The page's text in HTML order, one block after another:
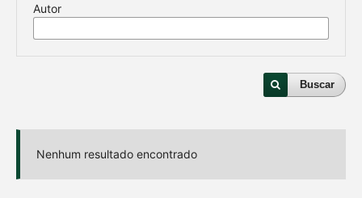
Autor
Buscar
Nenhum resultado encontrado